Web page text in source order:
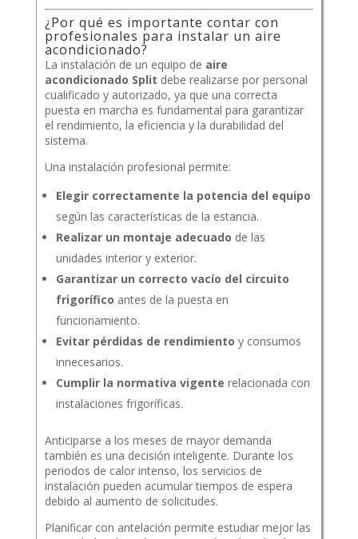
¿Por qué es importante contar con
profesionales para instalar un aire
acondicionado?
La instalación de un equipo de aire
acondicionado Split debe realizarse por personal
cualificado y autorizado, ya que una correcta
puesta en marcha es fundamental para garantizar
el rendimiento, la eficiencia y la durabilidad del
sistema.
Una instalación profesional permite:
Elegir correctamente la potencia del equipo
según las características de la estancia.
Realizar un montaje adecuado de las
unidades interior y exterior.
Garantizar un correcto vacío del circuito
frigorífico antes de la puesta en
funcionamiento.
Evitar pérdidas de rendimiento y consumos
innecesarios.
Cumplir la normativa vigente relacionada con
instalaciones frigoríficas.
Anticiparse a los meses de mayor demanda
también es una decisión inteligente. Durante los
periodos de calor intenso, los servicios de
instalación pueden acumular tiempos de espera
debido al aumento de solicitudes.
Planificar con antelación permite estudiar mejor las